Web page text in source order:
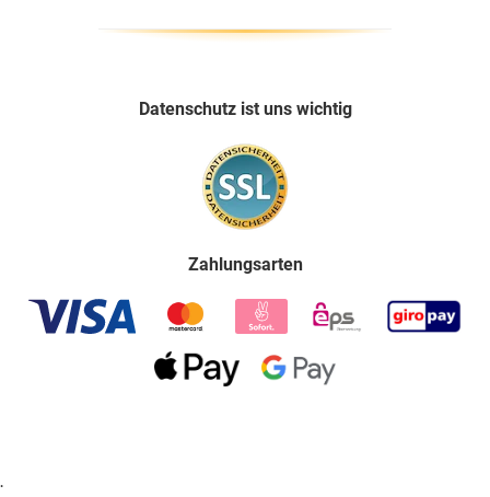
Datenschutz ist uns wichtig
Zahlungsarten